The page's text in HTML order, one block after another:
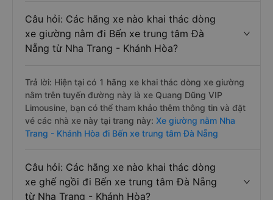
Câu hỏi: Các hãng xe nào khai thác dòng
xe giường nằm đi Bến xe trung tâm Đà
Nẵng từ Nha Trang - Khánh Hòa?
Trả lời: Hiện tại có 1 hãng xe khai thác dòng xe giường
nằm trên tuyến đường này là xe Quang Dũng VIP
Limousine, bạn có thể tham khảo thêm thông tin và đặt
vé các nhà xe này tại trang này: Xe giường nằm Nha
Trang - Khánh Hòa đi Bến xe trung tâm Đà Nẵng
Câu hỏi: Các hãng xe nào khai thác dòng
xe ghế ngồi đi Bến xe trung tâm Đà Nẵng
từ Nha Trang - Khánh Hòa?